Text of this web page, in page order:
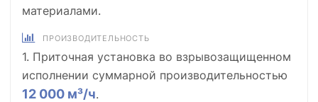
материалами.
ПРОИЗВОДИТЕЛЬНОСТЬ
1. Приточная установка во взрывозащищенном
исполнении суммарной производительностью
12 000 м³/ч.